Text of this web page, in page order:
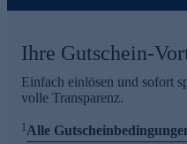
Ihre Gutschein-
Einfach einlösen und sofort
volle Transparenz.
1Alle